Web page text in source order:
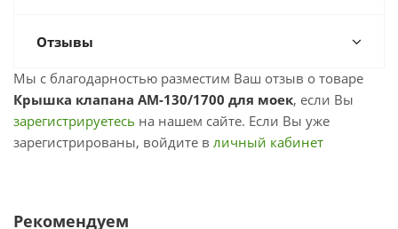
Отзывы
Мы с благодарностью разместим Ваш отзыв о товаре
Крышка клапана АМ-130/1700 для моек, если Вы
зарегистрируетесь на нашем сайте. Если Вы уже
зарегистрированы, войдите в личный кабинет
Рекомендуем